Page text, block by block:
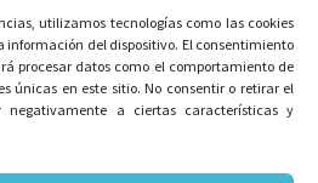
utilizamos tecnologías como las cookies
del dispositivo. El consentimiento
procesar datos como el comportamiento de
únicas en este sitio. No consentir o retirar el
negativamente a ciertas características y